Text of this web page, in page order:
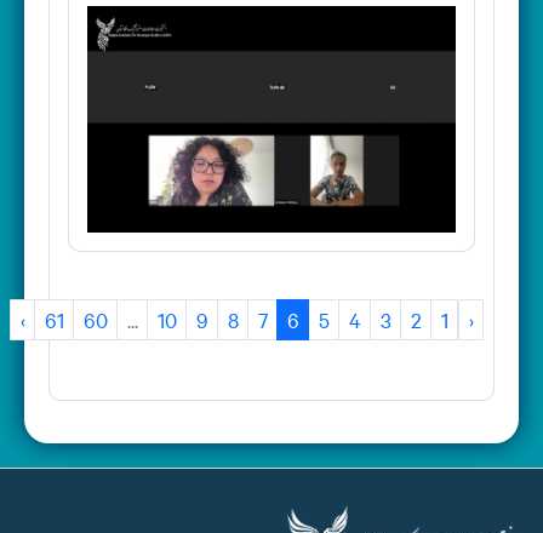
‹
1
2
3
4
5
6
7
8
9
10
...
60
61
›